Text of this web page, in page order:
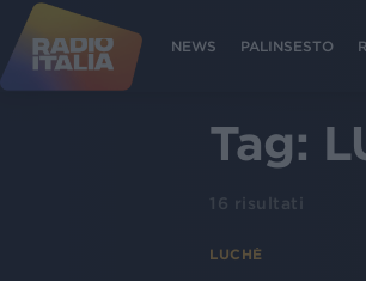
NEWS PALINSESTO
Tag:
16 risultati
LUCHÈ